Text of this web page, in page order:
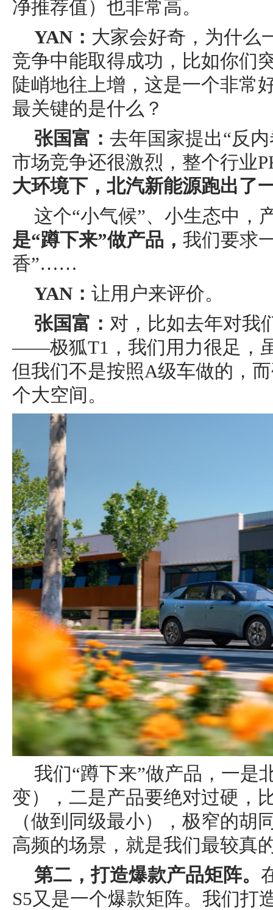
净推荐值）也非常高。
YAN： 大家会好奇，为什么
竞争中能取得成功，比如你们
陡峭地往上增，这是一个非常
最关键的是什么？
张国富： 去年国家提出“反
市场竞争还很激烈，整个行业
大环境下，北汽新能源跑出了
这个“小气候”、小生态中，
是“蹲下来”做产品， 我们要求
香”……
YAN： 让用户来评价。
张国富： 对，比如去年对我
——极狐T1，我们用力很足，
但我们不是按照A级车做的，
个大空间。
我们“蹲下来”做产品，一是
变），二是产品要绝对过硬，
（做到同级最小），极窄的胡
高频的场景，就是我们最较真
第二，打造爆款产品矩阵。
S5又是一个爆款矩阵。我们打